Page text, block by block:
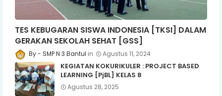
TES KEBUGARAN SISWA INDONESIA [TKSI] DALAM
GERAKAN SEKOLAH SEHAT [GSS]
SMP N 3 Bantul Agustus 11, 2024
KEGIATAN KOKURIKULER : PROJECT BASED
LEARNING [PjBL] KELAS 8
Agustus 28, 2025